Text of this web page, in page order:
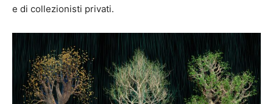
e di collezionisti privati.